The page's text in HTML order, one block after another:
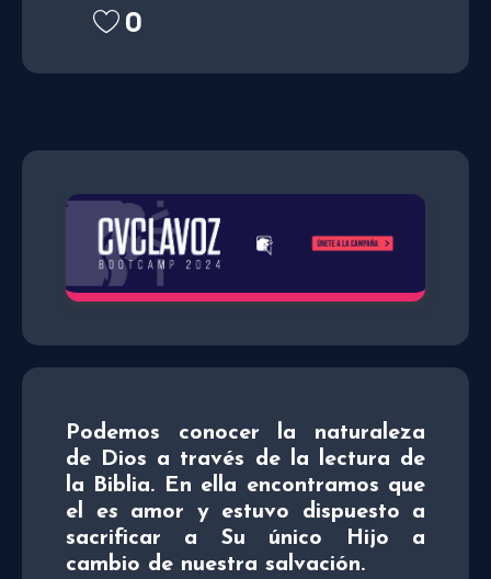
Podemos conocer la naturaleza
de Dios a través de la lectura de
la Biblia. En ella encontramos que
el es amor y estuvo dispuesto a
sacrificar a Su único Hijo a
cambio de nuestra salvación.
0